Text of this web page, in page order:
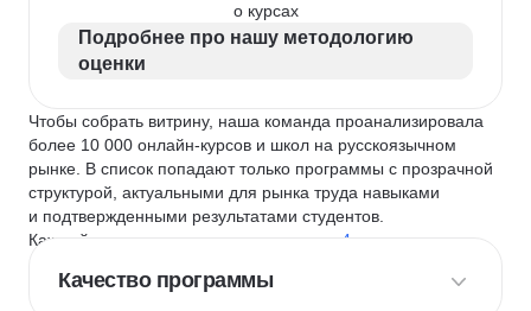
о курсах
Подробнее про нашу методологию
оценки
Чтобы собрать витрину, наша команда проанализировала
более 10 000 онлайн-курсов и школ на русскоязычном
рынке. В список попадают только программы с прозрачной
структурой, актуальными для рынка труда навыками
и подтвержденными результатами студентов.
Каждый курс и школу мы оцениваем по
4 критериям
Качество программы